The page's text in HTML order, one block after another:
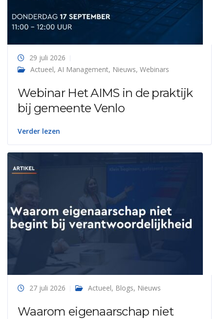
29 juli 2026
Actueel, AI Management, Nieuws, Webinars
Webinar Het AIMS in de praktijk
bij gemeente Venlo
Verder lezen
27 juli 2026 Actueel, Blogs, Nieuws
Waarom eigenaarschap niet